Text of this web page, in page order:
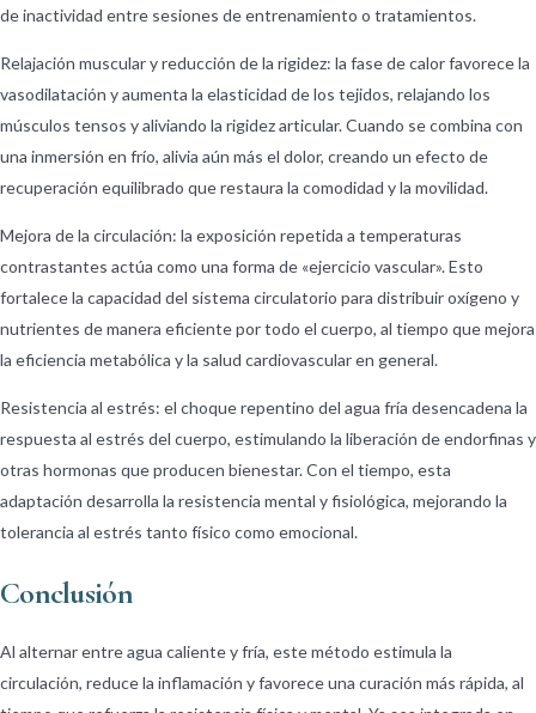
de inactividad entre sesiones de entrenamiento o tratamientos.
Relajación muscular y reducción de la rigidez: la fase de calor favorece la
vasodilatación y aumenta la elasticidad de los tejidos, relajando los
músculos tensos y aliviando la rigidez articular. Cuando se combina con
una inmersión en frío, alivia aún más el dolor, creando un efecto de
recuperación equilibrado que restaura la comodidad y la movilidad.
Mejora de la circulación: la exposición repetida a temperaturas
contrastantes actúa como una forma de «ejercicio vascular». Esto
fortalece la capacidad del sistema circulatorio para distribuir oxígeno y
nutrientes de manera eficiente por todo el cuerpo, al tiempo que mejora
la eficiencia metabólica y la salud cardiovascular en general.
Resistencia al estrés: el choque repentino del agua fría desencadena la
respuesta al estrés del cuerpo, estimulando la liberación de endorfinas y
otras hormonas que producen bienestar. Con el tiempo, esta
adaptación desarrolla la resistencia mental y fisiológica, mejorando la
tolerancia al estrés tanto físico como emocional.
Conclusión
Al alternar entre agua caliente y fría, este método estimula la
circulación, reduce la inflamación y favorece una curación más rápida, al